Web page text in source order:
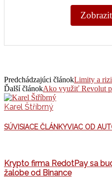
Predchádzajúci článokLimity a
Ďalší článokAko využiť Revolut
Karel Štříbrný
SÚVISIACE ČLÁNKYVIAC OD
Krypto firma RedotPay sa
žalobe od Binance